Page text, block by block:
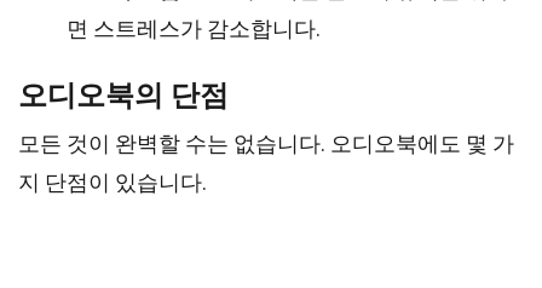
면 스트레스가 감소합니다.
오디오북의 단점
모든 것이 완벽할 수는 없습니다. 오디오북에도 몇 가
지 단점이 있습니다.